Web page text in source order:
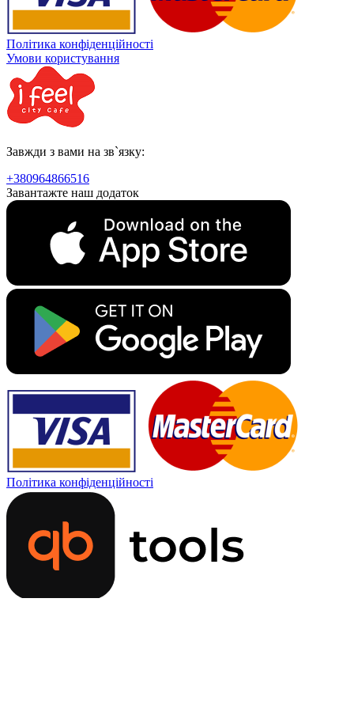
Політика конфіденційності
Умови користування
Завжди з вами на зв`язку:
+380964866516
Завантажте наш додаток
Політика конфіденційності